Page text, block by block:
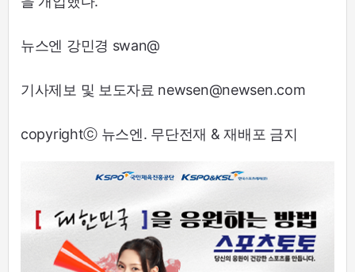
뉴스엔 강민경 swan@
기사제보 및 보도자료 newsen@newsen.com
copyrightⓒ 뉴스엔. 무단전재 & 재배포 금지